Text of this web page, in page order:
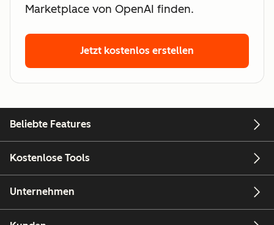
Marketplace von OpenAI finden.
Jetzt kostenlos erstellen
Beliebte Features
Kostenlose Tools
Unternehmen